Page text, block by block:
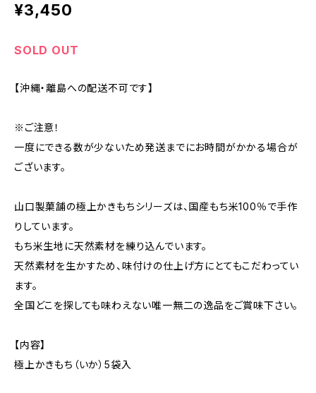
¥3,450
SOLD OUT
【沖縄・離島への配送不可です】
※ご注意！
一度にできる数が少ないため発送までにお時間がかかる場合が
ございます。
山口製菓舗の極上かきもちシリーズは、国産もち米100％で手作
りしています。
もち米生地に天然素材を練り込んでいます。
天然素材を生かすため、味付けの仕上げ方にとてもこだわってい
ます。
全国どこを探しても味わえない唯一無二の逸品をご賞味下さい。
【内容】
極上かきもち（いか）5袋入